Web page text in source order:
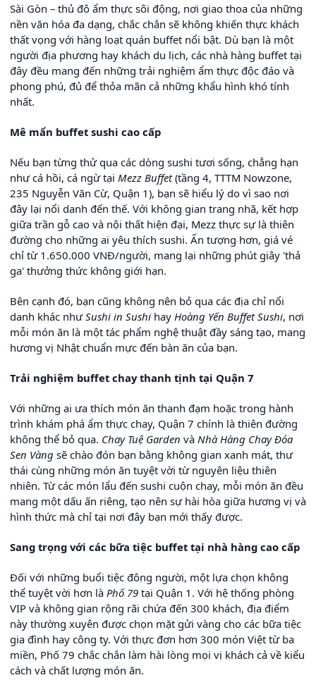
Sài Gòn – thủ đô ẩm thực sôi động, nơi giao thoa của những
nền văn hóa đa dạng, chắc chắn sẽ không khiến thực khách
thất vọng với hàng loạt quán buffet nổi bật. Dù bạn là một
người địa phương hay khách du lịch, các nhà hàng buffet tại
đây đều mang đến những trải nghiệm ẩm thực độc đáo và
phong phú, đủ để thỏa mãn cả những khẩu hình khó tính
nhất.
Mê mẩn buffet sushi cao cấp
Nếu bạn từng thử qua các dòng sushi tươi sống, chẳng hạn
như cá hồi, cá ngừ tại Mezz Buffet(tầng 4, TTTM Nowzone,
235 Nguyễn Văn Cừ, Quận 1), bạn sẽ hiểu lý do vì sao nơi
đây lại nổi danh đến thế. Với không gian trang nhã, kết hợp
giữa trần gỗ cao và nội thất hiện đại, Mezz thực sự là thiên
đường cho những ai yêu thích sushi. Ấn tượng hơn, giá vé
chỉ từ 1.650.000 VNĐ/người, mang lại những phút giây 'thả
ga' thưởng thức không giới hạn.
Bên cạnh đó, bạn cũng không nên bỏ qua các địa chỉ nổi
danh khác nhưSushi in Sushi hay Hoàng Yến Buffet Sushi, nơi
mỗi món ăn là một tác phẩm nghệ thuật đầy sáng tạo, mang
hương vị Nhật chuẩn mực đến bàn ăn của bạn.
Trải nghiệm buffet chay thanh tịnh tại Quận 7
Với những ai ưa thích món ăn thanh đạm hoặc trong hành
trình khám phá ẩm thực chay, Quận 7 chính là thiên đường
không thể bỏ qua. Chay Tuệ Garden và Nhà Hàng Chay Đóa
Sen Vàng sẽ chào đón bạn bằng không gian xanh mát, thư
thái cùng những món ăn tuyệt vời từ nguyên liệu thiên
nhiên. Từ các món lẩu đến sushi cuộn chay, mỗi món ăn đều
mang một dấu ấn riêng, tạo nên sự hài hòa giữa hương vị và
hình thức mà chỉ tại nơi đây bạn mới thấy được.
Sang trọng với các bữa tiệc buffet tại nhà hàng cao cấp
Đối với những buổi tiệc đông người, một lựa chọn không
thể tuyệt vời hơn là Phố 79 tại Quận 1. Với hệ thống phòng
VIP và không gian rộng rãi chứa đến 300 khách, địa điểm
này thường xuyên được chọn mặt gửi vàng cho các bữa tiệc
gia đình hay công ty. Với thực đơn hơn 300 món Việt từ ba
miền, Phố 79 chắc chắn làm hài lòng mọi vị khách cả về kiểu
cách và chất lượng món ăn.